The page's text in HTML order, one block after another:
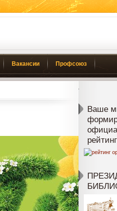
Вакансии Профсоюз
Ваше